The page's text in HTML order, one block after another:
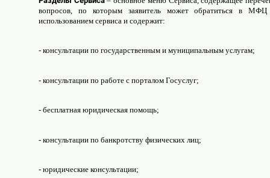
вопросов, по которым заявитель может обратиться в
использованием сервиса и содержит:
- консультации по государственным и муниципальным услугам;
- консультации по работе с порталом Госуслуг;
- бесплатная юридическая помощь;
- консультации по банкротству физических лиц;
- юридические консультации;